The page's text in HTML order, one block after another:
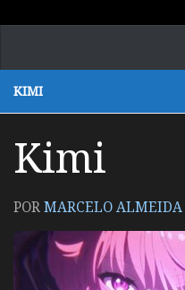
KIMI
Kimi
PORMARCELO ALMEIDA